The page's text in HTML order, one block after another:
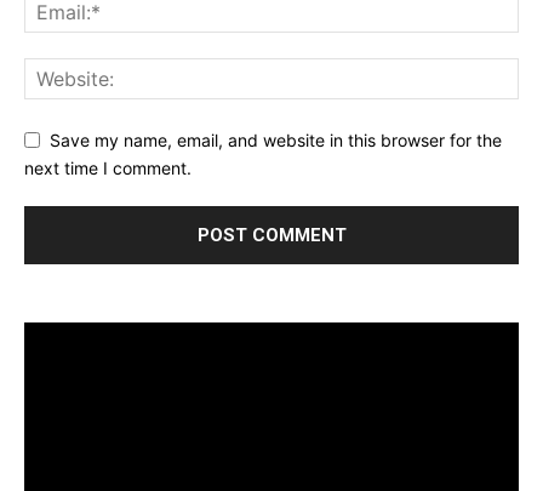
Save my name, email, and website in this browser for the
next time I comment.